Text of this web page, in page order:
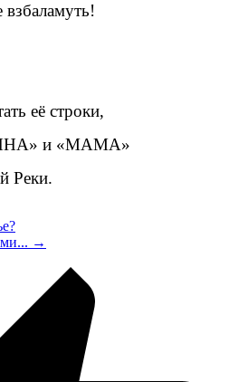
её строки,
и «МАМА»
Реки.
→